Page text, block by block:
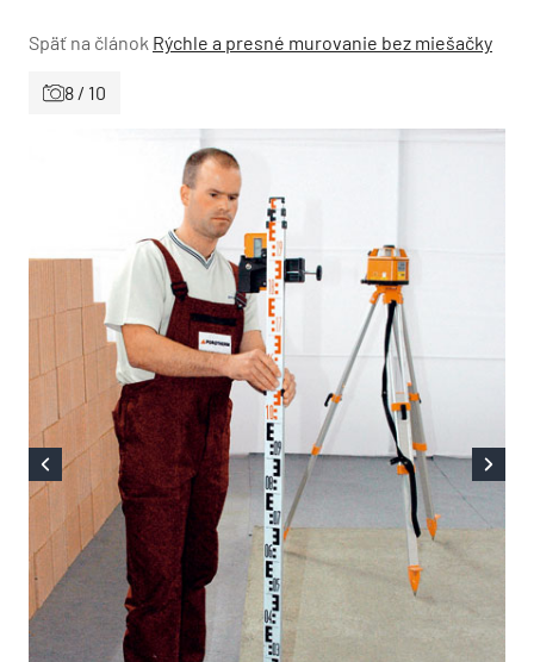
Späť na článok Rýchle a presné murovanie bez miešačky
8 / 10